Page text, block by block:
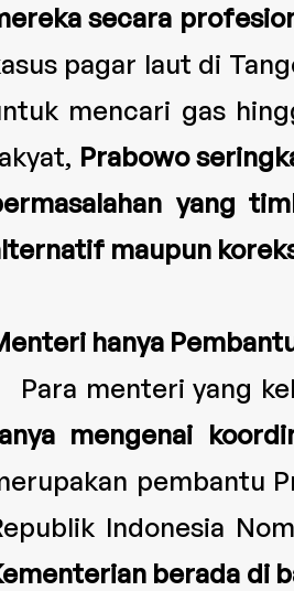
secara
pagar laut di
mencari gas
Prabowo
yang
maupun
hanya
Para menteri yang
mengenai
pembantu
Indonesia
berada di